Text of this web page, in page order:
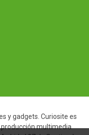
y gadgets. Curiosite es
multimedia